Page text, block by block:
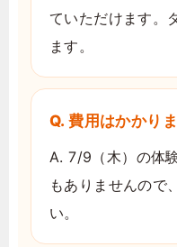
ていただけます。
ます。
Q. 費用はかかり
A. 7/9（木）の体
もありませんので
い。